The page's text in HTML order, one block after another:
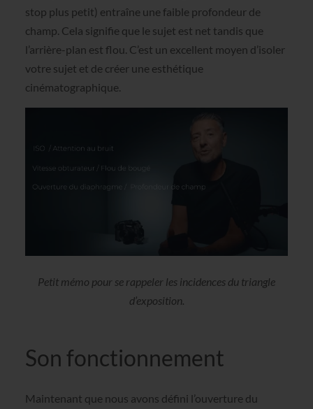
stop plus petit) entraîne une faible profondeur de
champ. Cela signifie que le sujet est net tandis que
l’arrière-plan est flou. C’est un excellent moyen d’isoler
votre sujet et de créer une esthétique
cinématographique.
Petit mémo pour se rappeler les incidences du triangle
d’exposition.
Son fonctionnement
Maintenant que nous avons défini l’ouverture du